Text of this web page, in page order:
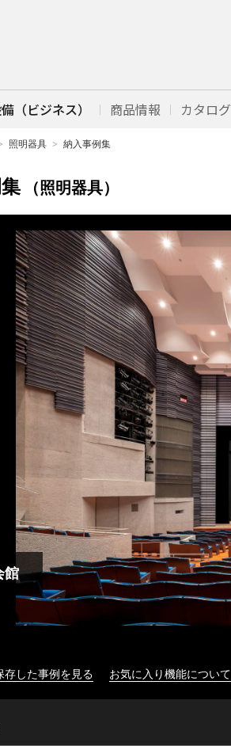
（ビジネス） 商品情報 カタログ
照明器具 納入事例集
（照明器具）
館
した事例を見る お気に入り機能について